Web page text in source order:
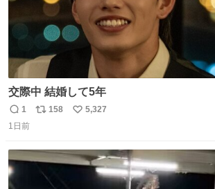
交際中 結婚して5年
返
信
1
リ
ト
数
158
い
数
5,327
1日前